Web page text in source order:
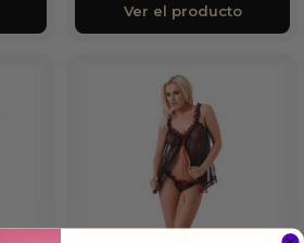
Ver el producto